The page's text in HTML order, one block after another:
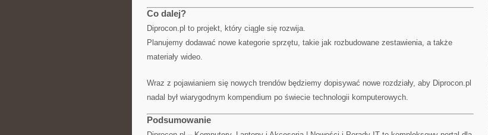
Co dalej?
Diprocon.pl to projekt, który ciągle się rozwija.
Planujemy dodawać nowe kategorie sprzętu, takie jak rozbudowane zestawienia, a także
materiały wideo.
Wraz z pojawianiem się nowych trendów będziemy dopisywać nowe rozdziały, aby Diprocon.pl
nadal był wiarygodnym kompendium po świecie technologii komputerowych.
Podsumowanie